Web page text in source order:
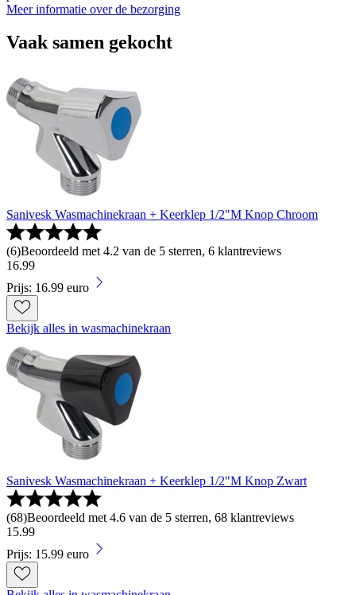
Meer informatie over de bezorging
Vaak samen gekocht
Sanivesk Wasmachinekraan + Keerklep 1/2"M Knop Chroom
(6)Beoordeeld met 4.2 van de 5 sterren, 6 klantreviews
16.99
Prijs: 16.99 euro
Bekijk alles in wasmachinekraan
Sanivesk Wasmachinekraan + Keerklep 1/2"M Knop Zwart
(68)Beoordeeld met 4.6 van de 5 sterren, 68 klantreviews
15.99
Prijs: 15.99 euro